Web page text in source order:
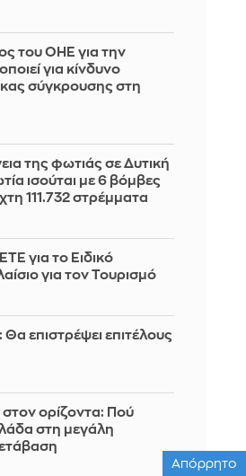
του ΟΗΕ για την
για κίνδυνο
σύγκρουσης στη
της φωτιάς σε Δυτική
ισούται με 6 βόμβες
111.732 στρέμματα
για το Ειδικό
για τον Τουρισμό
επιστρέψει επιτέλους
ορίζοντα: Πού
στη μεγάλη
Απόρρητο